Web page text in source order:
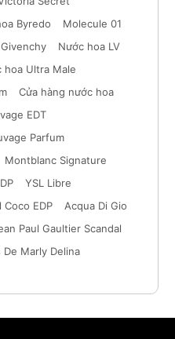
Byredo
Molecule 01
Nước hoa LV
hoa Ultra Male
Cửa hàng nước hoa
EDT
Parfum
Montblanc Signature
YSL Libre
Coco EDP
Acqua Di Gio
Paul Gaultier Scandal
De Marly Delina